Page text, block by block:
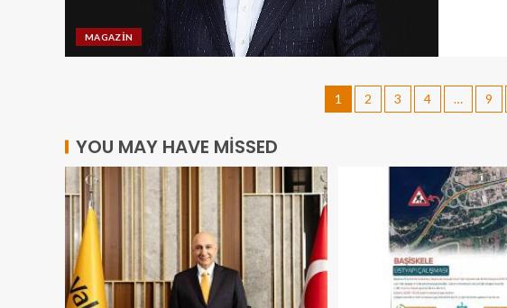
MAGAZIN
1 2 3 4 … 9
YOU MAY HAVE MISSED